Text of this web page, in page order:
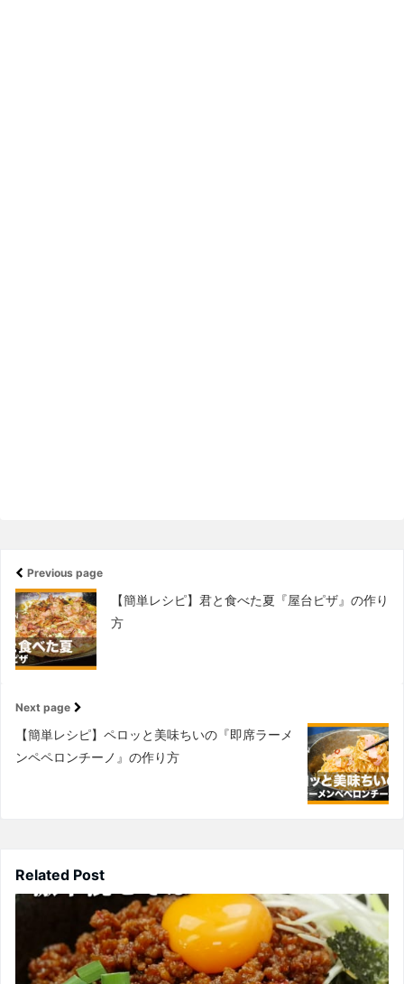
Previous page
【簡単レシピ】君と食べた夏『屋台ピザ』の作り
方
Next page
【簡単レシピ】ペロッと美味ちいの『即席ラーメ
ンペペロンチーノ』の作り方
Related Post